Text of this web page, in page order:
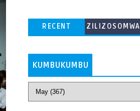
RECENT
ZILIZOSOMWA
KUMBUKUMBU